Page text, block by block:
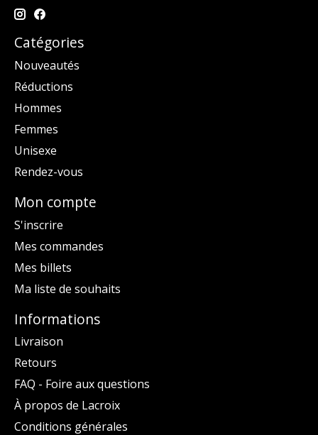
Catégories
Nouveautés
Réductions
Hommes
Femmes
Unisexe
Rendez-vous
Mon compte
S'inscrire
Mes commandes
Mes billets
Ma liste de souhaits
Informations
Livraison
Retours
FAQ - Foire aux questions
À propos de Lacroix
Conditions générales